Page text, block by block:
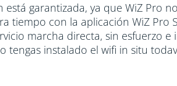
está garantizada, ya que WiZ Pro
tiempo con la aplicación WiZ Pro
marcha directa, sin esfuerzo e
tengas instalado el wifi in situ